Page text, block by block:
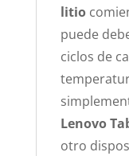
litio
puede
ciclos de
Lenovo
otro